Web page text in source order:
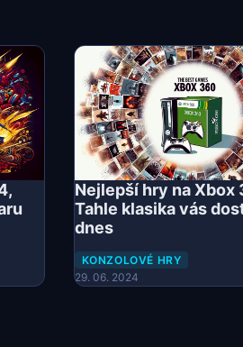
Nejlepší hry na Xbox
Tahle klasika vás
dnes
KONZOLOVÉ HRY
29. 06. 2024